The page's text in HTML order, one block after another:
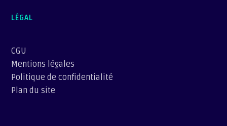
LÉGAL
CGU
Mentions légales
Politique de confidentialité
Plan du site